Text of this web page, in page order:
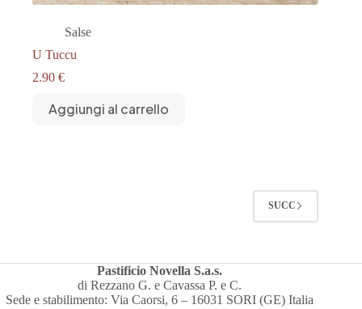
Salse
U Tuccu
2.90 €
Aggiungi al carrello
SUCC
Pastificio Novella S.a.s.
di Rezzano G. e Cavassa P. e C.
Sede e stabilimento: Via Caorsi, 6 – 16031 SORI (GE) Italia